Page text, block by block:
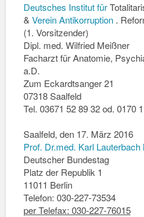
Deutsches Institut für
& Verein Antikorruption.
(1. Vorsitzender)
Dipl. med. Wilfried Meißner
Facharzt für Anatomie,
a.D.
Zum Eckardtsanger 21
07318 Saalfeld
Tel. 03671 52 89 32 od. 0170
Saalfeld, den 17. März 2016
Prof. Dr.med. Karl Lauterbach
Deutscher Bundestag
Platz der Republik 1
11011 Berlin
Telefon: 030-227-73534
per Telefax: 030-227-76015